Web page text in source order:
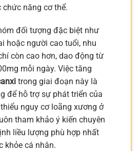
chức năng cơ thể.
đối tượng đặc biệt như
hoặc người cao tuổi, nhu
còn cao hơn, dao động từ
mỗi ngày. Việc tăng
trong giai đoạn này là
để hỗ trợ sự phát triển của
nguy cơ loãng xương ở
tham khảo ý kiến chuyên
liều lượng phù hợp nhất
khỏe cá nhân.